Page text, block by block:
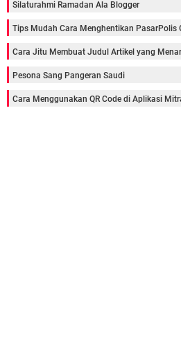
Silaturahmi Ramadan Ala Blogger
Tips Mudah Cara Menghentikan PasarPolis
Cara Jitu Membuat Judul Artikel yang
Pesona Sang Pangeran Saudi
Cara Menggunakan QR Code di Aplikasi